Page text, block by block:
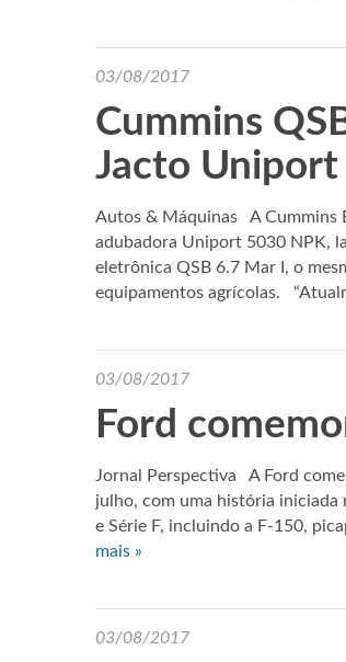
03/08/2017
Cummins
Jacto
Autos & Máquinas A Cummins
adubadora Uniport 5030 NPK,
eletrônica QSB 6.7 Mar I, o
equipamentos agrícolas.
03/08/2017
Ford
Jornal Perspectiva A Ford
julho, com uma história iniciada
e Série F, incluindo a F-150,
mais »
03/08/2017